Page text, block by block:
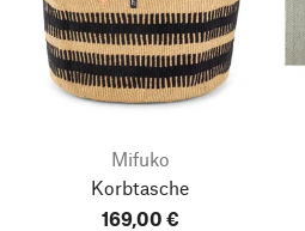
Mifuko
Korbtasche
169,00 €